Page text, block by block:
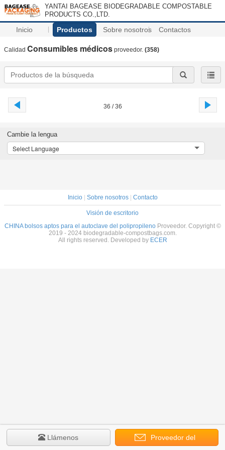
YANTAI BAGEASE BIODEGRADABLE COMPOSTABLE
PRODUCTS CO.,LTD.
Inicio Productos Sobre nosotros Contactos
Calidad Consumibles médicos proveedor. (358)
36 / 36
Llámenos Proveedor del
Cambie la lengua
Select Language
Inicio| Sobre nosotros| Contacto
Visión de escritorio
CHINA bolsos aptos para el autoclave del polipropilenoProveedor. Copyright ©
2019 - 2024 biodegradable-compostbags.com.
All rights reserved. Developed by ECER